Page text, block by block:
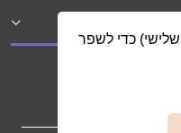
כדי לשפר